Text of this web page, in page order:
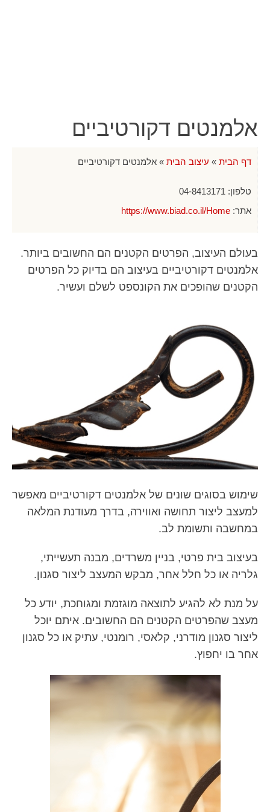
אלמנטים דקורטיביים
דף הבית » עיצוב הבית » אלמנטים דקורטיביים
טלפון: 04-8413171
אתר: https://www.biad.co.il/Home
בעולם העיצוב, הפרטים הקטנים הם החשובים ביותר.
אלמנטים דקורטיביים בעיצוב הם בדיוק כל הפרטים
הקטנים שהופכים את הקונספט לשלם ועשיר.
שימוש בסוגים שונים של אלמנטים דקורטיביים מאפשר
למעצב ליצור תחושה ואווירה, בדרך מעודנת המלאה
במחשבה ותשומת לב.
בעיצוב בית פרטי, בניין משרדים, מבנה תעשייתי,
גלריה או כל חלל אחר, מבקש המעצב ליצור סגנון.
על מנת לא להגיע לתוצאה מוגזמת ומגוחכת, יודע כל
מעצב שהפרטים הקטנים הם החשובים. איתם יוכל
ליצור סגנון מודרני, קלאסי, רומנטי, עתיק או כל סגנון
אחר בו יחפוץ.